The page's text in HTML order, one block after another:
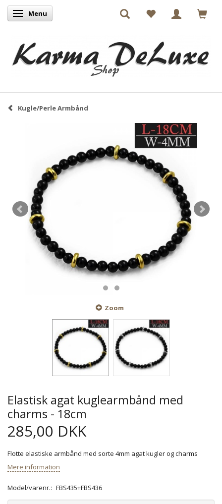
Skifte navigation
Menu
Kugle/Perle Armbånd
Zoom
Elastisk agat kuglearmbånd med
charms - 18cm
285,00 DKK
Flotte elastiske armbånd med sorte 4mm agat kugler og charms
Mere information
Model/varenr.: FBS435+FBS436